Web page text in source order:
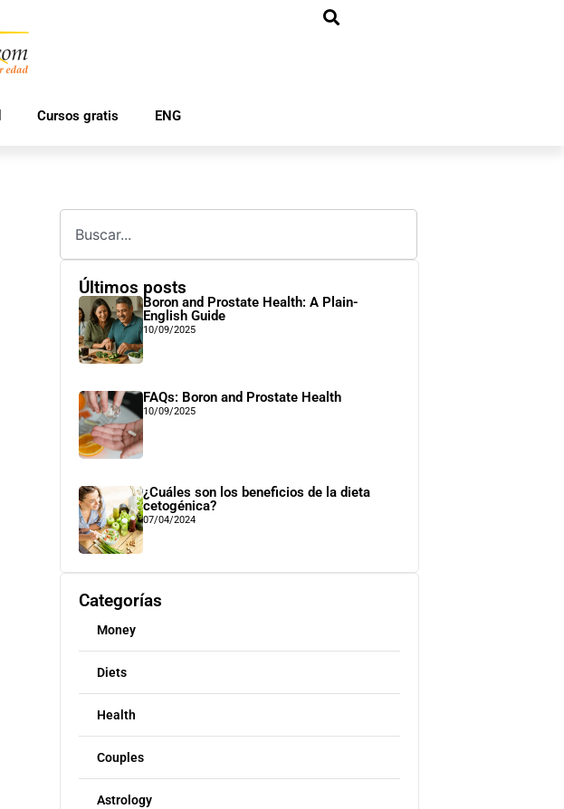
Cursos gratis ENG
Últimos posts
Boron and Prostate Health: A Plain-
English Guide
10/09/2025
FAQs: Boron and Prostate Health
10/09/2025
¿Cuáles son los beneficios de la dieta
cetogénica?
07/04/2024
Categorías
Money
Diets
Health
Couples
Astrology